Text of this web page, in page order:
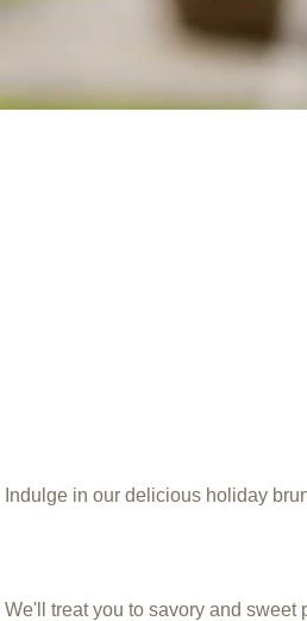
Indulge in our delicious holiday
We'll treat you to savory and sweet